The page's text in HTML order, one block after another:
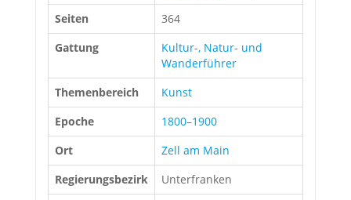
Seiten
364
Gattung
Kultur-, Natur- und
Wanderführer
Themenbereich
Kunst
Epoche
1800–1900
Ort
Zell am Main
Regierungsbezirk
Unterfranken